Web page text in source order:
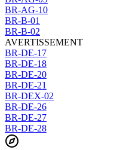
BR-AG-10
BR-B-01
BR-B-02
AVERTISSEMENT
BR-DE-17
BR-DE-18
BR-DE-20
BR-DE-21
BR-DEX-02
BR-DE-26
BR-DE-27
BR-DE-28